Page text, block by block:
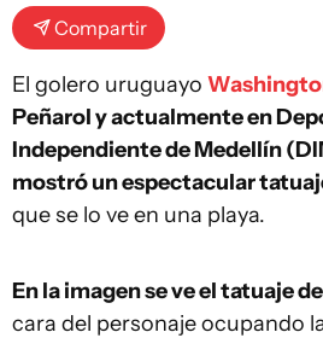
Compartir
El golero uruguayo
Peñarol y actualmente en
Independiente de Medellín
mostró un espectacular
que se lo ve en una playa.
En la imagen se ve el tatuaje
cara del personaje ocupando